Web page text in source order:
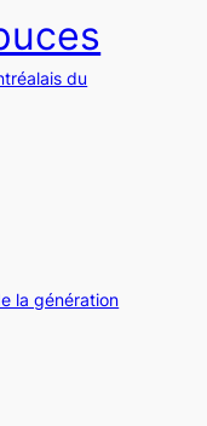
du
la génération